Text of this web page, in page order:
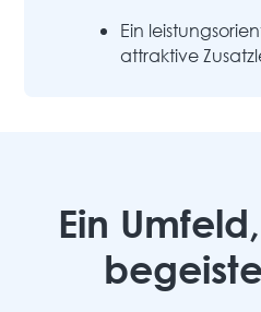
Ein
attraktive
Ein